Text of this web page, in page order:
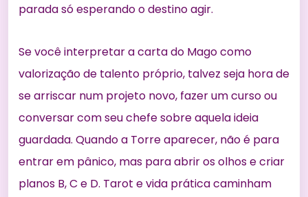
parada só esperando o destino agir.
Se você interpretar a carta do Mago como
valorização de talento próprio, talvez seja hora de
se arriscar num projeto novo, fazer um curso ou
conversar com seu chefe sobre aquela ideia
guardada. Quando a Torre aparecer, não é para
entrar em pânico, mas para abrir os olhos e criar
planos B, C e D. Tarot e vida prática caminham